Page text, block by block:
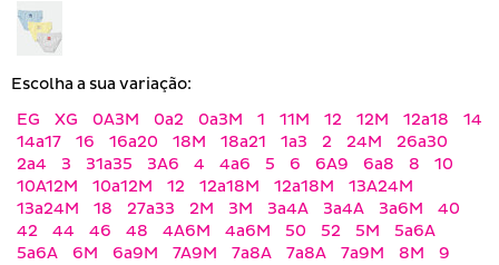
Escolha a sua variação:
EG
XG 0A3M 0a2 0a3M 1 11M 12 12M 12a18
14
14a17
16 16a20 18M 18a21 1a3 2 24M
26a30
2a4
3 31a35 3A6 4 4a6 5 6 6A9 6a8 8
10
10A12M
10a12M 12 12a18M 12a18M
13A24M
13a24M
18 27a33 2M 3M 3a4A 3a4A 3a6M
40
42
44 46 48 4A6M 4a6M 50 52 5M
5a6A
5a6A
6M 6a9M 7A9M 7a8A 7a8A 7a9M 8M
9